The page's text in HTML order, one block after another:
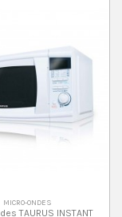
MICRO-ONDES
TAURUS INSTANT